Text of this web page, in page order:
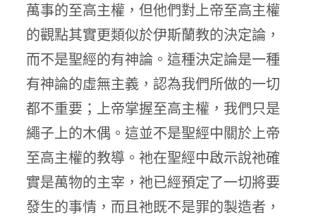
萬事的至高主權，但他們對上帝至高主權
的觀點其實更類似於伊斯蘭教的決定論，
而不是聖經的有神論。這種決定論是一種
有神論的虛無主義，認為我們所做的一切
都不重要；上帝掌握至高主權，我們只是
繩子上的木偶。這並不是聖經中關於上帝
至高主權的教導。祂在聖經中啟示說祂確
實是萬物的主宰，祂已經預定了一切將要
發生的事情，而且祂既不是罪的製造者，